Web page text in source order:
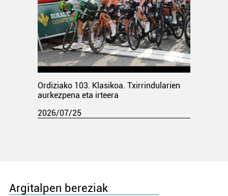
Ordiziako 103. Klasikoa. Txirrindularien
aurkezpena eta irteera
2026/07/25
Argitalpen bereziak